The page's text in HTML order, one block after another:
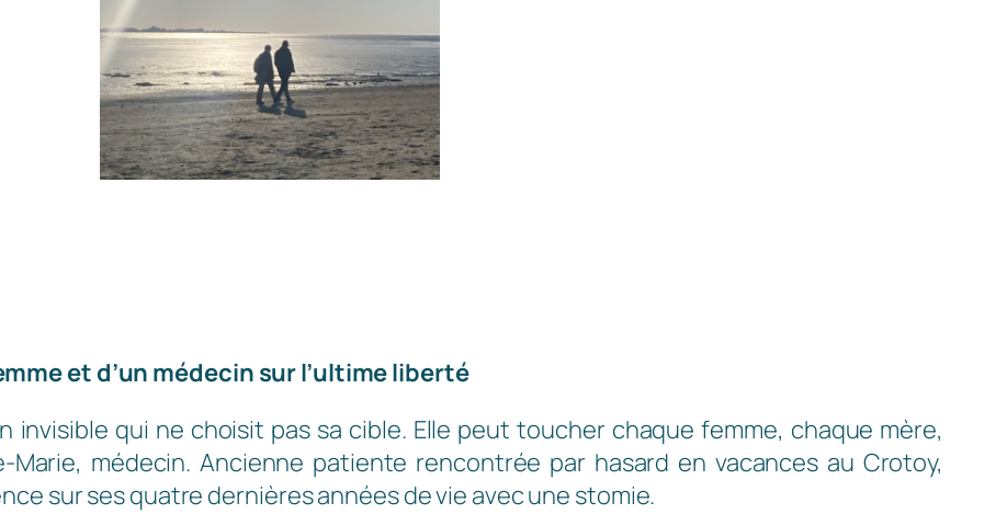
et d’un médecin sur l’ultime liberté
invisible qui ne choisit pas sa cible. Elle peut toucher chaque femme, chaque mère,
Marie, médecin. Ancienne patiente rencontrée par hasard en vacances au Crotoy,
sur ses quatre dernières années de vie avec une stomie.